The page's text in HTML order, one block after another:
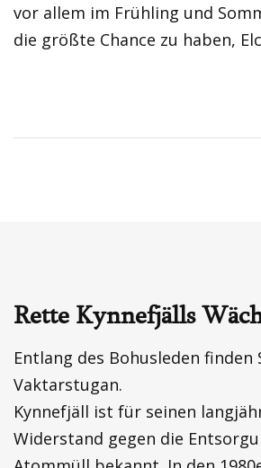
vor allem im Frühling und
die größte Chance zu haben,
Rette Kynnefjälls
Entlang des Bohusleden finden
Vaktarstugan.
Kynnefjäll ist für seinen
Widerstand gegen die